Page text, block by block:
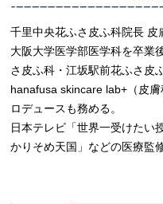
千里中央花ふさ皮ふ科院長 皮
大阪大学医学部医学科を卒業
さ皮ふ科・江坂駅前花ふさ皮
hanafusa skincare lab+（皮
ロデュースも務める。
日本テレビ「世界一受けたい
かりそめ天国」などの医療監